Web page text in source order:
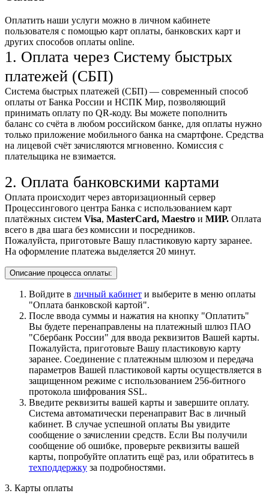
Оплатить наши услуги можно в личном кабинете
пользователя с помощью карт оплаты, банковских карт и
других способов оплаты online.
1. Оплата через Систему быстрых
платежей (СБП)
Система быстрых платежей (СБП) — современный способ
оплаты от Банка России и НСПК Мир, позволяющий
принимать оплату по QR-коду. Вы можете пополнить
баланс со счёта в любом российском банке, для оплаты нужно
только приложение мобильного банка на смартфоне. Средства
на лицевой счёт зачисляются мгновенно. Комиссия с
плательщика не взимается.
2. Оплата банковскими картами
Оплата происходит через авторизационный сервер
Процессингового центра Банка с использованием карт
платёжных систем Visa, MasterCard, Maestro и МИР. Оплата
всего в два шага без комиссии и посредников.
Пожалуйста, приготовьте Вашу пластиковую карту заранее.
На оформление платежа выделяется 20 минут.
Описание процесса оплаты:
Войдите в личный кабинет и выберите в меню оплаты
"Оплата банковской картой".
После ввода суммы и нажатия на кнопку "Оплатить"
Вы будете перенаправлены на платежный шлюз ПАО
"Сбербанк России" для ввода реквизитов Вашей карты.
Пожалуйста, приготовьте Вашу пластиковую карту
заранее. Соединение с платежным шлюзом и передача
параметров Вашей пластиковой карты осуществляется в
защищенном режиме с использованием 256-битного
протокола шифрования SSL.
Введите реквизиты вашей карты и завершите оплату.
Система автоматически перенаправит Вас в личный
кабинет. В случае успешной оплаты Вы увидите
сообщение о зачислении средств. Если Вы получили
сообщение об ошибке, проверьте реквизиты вашей
карты, попробуйте оплатить ещё раз, или обратитесь в
техподдержку за подробностями.
3. Карты оплаты